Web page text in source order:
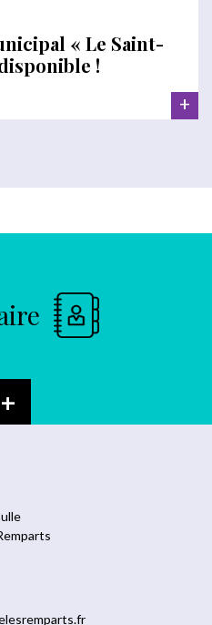
« Le Saint-
!
+
+